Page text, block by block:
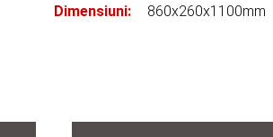
Dimensiuni:
860x260x1100mm